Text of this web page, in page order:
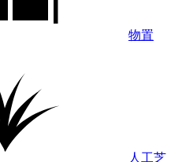
物置
人工芝